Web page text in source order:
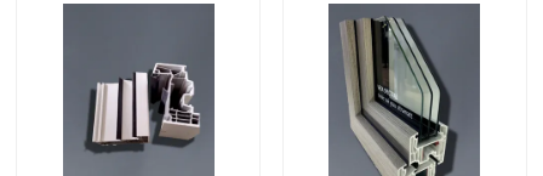
Au sujet de nous